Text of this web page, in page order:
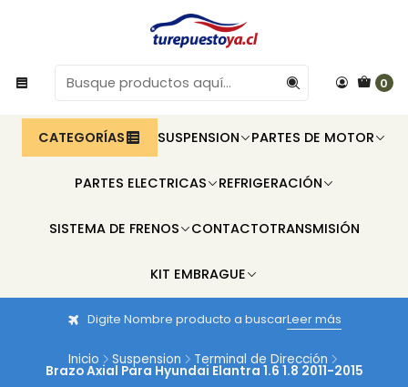
0
CATEGORÍAS SUSPENSION PARTES DE MOTOR
PARTES ELECTRICAS REFRIGERACIÓN
SISTEMA DE FRENOS CONTACTOTRANSMISIÓN
KIT EMBRAGUE
Digite Nombre producto a buscarLeer más
Inicio Suspension Terminal de Dirección
Brazo Axial Para Hyundai Elantra 1.6 1.8 2011-2015